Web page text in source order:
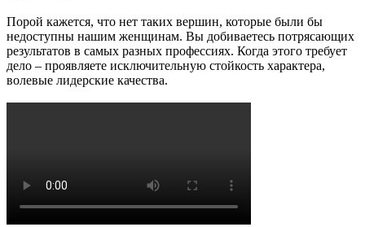
Порой кажется, что нет таких вершин, которые были бы
недоступны нашим женщинам. Вы добиваетесь потрясающих
результатов в самых разных профессиях. Когда этого требует
дело – проявляете исключительную стойкость характера,
волевые лидерские качества.